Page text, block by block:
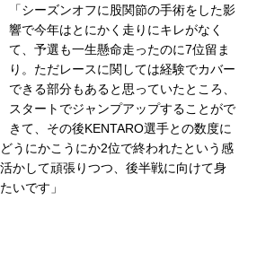
「シーズンオフに股関節の⼿術をした影
響で今年はとにかく⾛りにキレがなく
て、予選も⼀⽣懸命⾛ったのに7位留ま
り。ただレースに関しては経験でカバー
できる部分もあると思っていたところ、
スタートでジャンプアップすることがで
きて、その後KENTARO選⼿との数度に
うにかこうにか2位で終われたという感
かして頑張りつつ、後半戦に向けて⾝
いです」